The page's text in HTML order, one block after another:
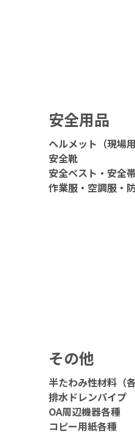
安全用品
ヘルメット（現場
安全靴
安全ベスト・安全
作業服・空調服・
その他
半たわみ性材料（
排水ドレンパイプ
OA周辺機器各種
コピー用紙各種